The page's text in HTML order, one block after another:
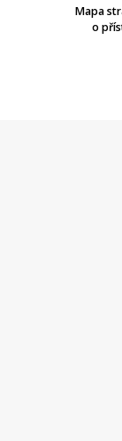
Mapa
o